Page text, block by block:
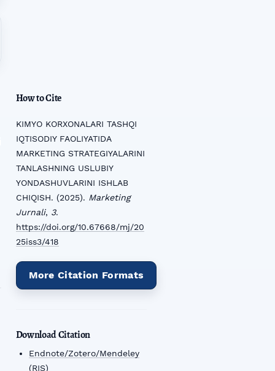
How to Cite
KIMYO KORXONALARI TASHQI
IQTISODIY FAOLIYATIDA
MARKETING STRATEGIYALARINI
TANLASHNING USLUBIY
YONDASHUVLARINI ISHLAB
CHIQISH. (2025). Marketing
Jurnali, 3.
https://doi.org/10.67668/mj/20
25iss3/418
More Citation Formats
Download Citation
Endnote/Zotero/Mendeley
(RIS)